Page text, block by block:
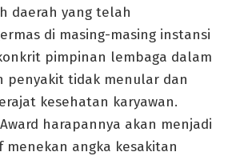
daerah yang telah
di masing-masing instansi
pimpinan lembaga dalam
penyakit tidak menular dan
kesehatan karyawan.
harapannya akan menjadi
menekan angka kesakitan